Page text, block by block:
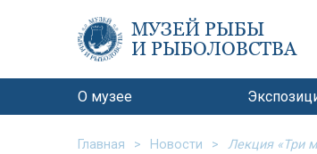
МУЗЕЙ РЫБЫ
И РЫБОЛОВСТВА
О музее
Главная Новости Лекция «Три